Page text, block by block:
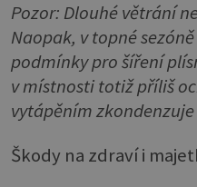
Pozor: Dlouhé větrání
Naopak, v topné
podmínky pro šíření
v místnosti totiž příliš
vytápěním
Škody na zdraví i